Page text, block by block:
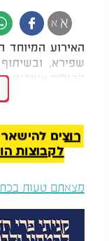
א א
האירוע
שפירא,
קהילות צעירים
אלי הרצליך -
רוצים
לקבוצות
מצאתם טעות